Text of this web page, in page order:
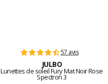
57 avis
JULBO
Lunettes de soleil Fury Mat Noir Rose
Spectron 3